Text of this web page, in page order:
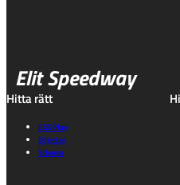
Elit Speedway
Hitta rätt
ESS Play
Biljetter
Schema